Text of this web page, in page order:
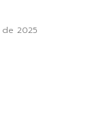
2025